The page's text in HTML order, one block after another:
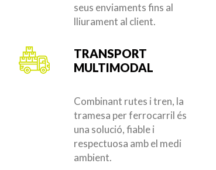
seus enviaments fins al
lliurament al client.
TRANSPORT
MULTIMODAL
Combinant rutes i tren, la
tramesa per ferrocarril és
una solució, fiable i
respectuosa amb el medi
ambient.